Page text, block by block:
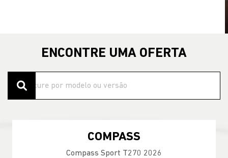
ENCONTRE UMA OFERTA
COMPASS
Compass Sport T270 2026